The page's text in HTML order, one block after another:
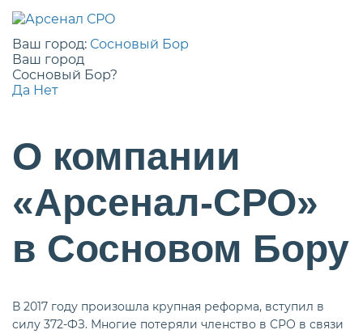
Ваш город: Сосновый Бор
Ваш город
Сосновый Бор?
Да Нет
О компании
«Арсенал-СРО»
в Сосновом Бору
В 2017 году произошла крупная реформа, вступил в
силу 372-ФЗ. Многие потеряли членство в СРО в связи